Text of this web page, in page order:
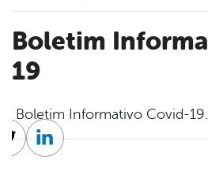
Boletim Informativo Covid-
19
Boletim Informativo Covid-19.
TwitterLinkedin